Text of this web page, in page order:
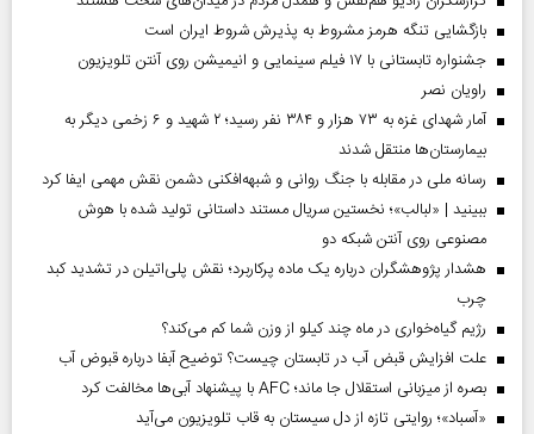
بازگشایی تنگه هرمز مشروط به پذیرش شروط ایران است
جشنواره تابستانی با ۱۷ فیلم سینمایی و انیمیشن روی آنتن تلویزیون
راویان نصر
آمار شهدای غزه به ۷۳ هزار و ۳۸۴ نفر رسید؛ ۲ شهید و ۶ زخمی دیگر به
بیمارستان‌ها منتقل شدند
رسانه ملی در مقابله با جنگ روانی و شبهه‌افکنی دشمن نقش مهمی ایفا کرد
ببینید | «لبالب»؛ نخستین سریال مستند داستانی تولید شده با هوش
مصنوعی روی آنتن شبکه دو
هشدار پژوهشگران درباره یک ماده پرکاربرد؛ نقش پلی‌اتیلن در تشدید کبد
چرب
رژیم گیاه‌خواری در ماه چند کیلو از وزن شما کم می‌کند؟
علت افزایش قبض آب در تابستان چیست؟ توضیح آبفا درباره قبوض آب
بصره از میزبانی استقلال جا ماند؛ AFC با پیشنهاد آبی‌ها مخالفت کرد
«آسباد»؛ روایتی تازه از دل سیستان به قاب تلویزیون می‌آید